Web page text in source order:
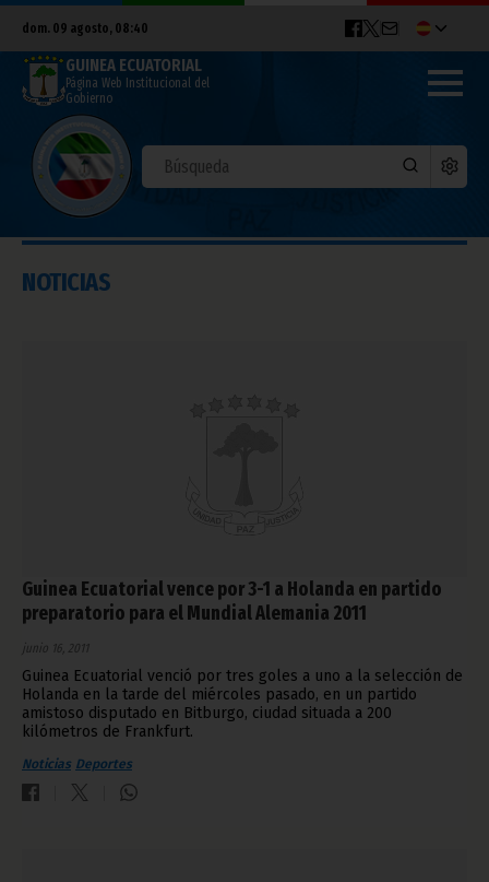
dom. 09 agosto, 08:40
GUINEA ECUATORIAL
Página Web Institucional del
Gobierno
NOTICIAS
Guinea Ecuatorial vence por 3-1 a Holanda en partido
preparatorio para el Mundial Alemania 2011
junio 16, 2011
Guinea Ecuatorial venció por tres goles a uno a la selección de
Holanda en la tarde del miércoles pasado, en un partido
amistoso disputado en Bitburgo, ciudad situada a 200
kilómetros de Frankfurt.
Noticias Deportes